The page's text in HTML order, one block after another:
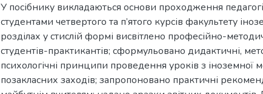
У посібнику викладаються основи проходження
студентами четвертого та п’ятого курсів факультету
розділах у стислій формі висвітлено професійно-
студентів-практикантів; сформульовано дидактичні,
психологічні принципи проведення уроків з іноземної
позакласних заходів; запропоновано практичні